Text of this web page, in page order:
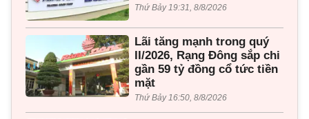
Thứ Bảy 19:31, 8/8/2026
Lãi tăng mạnh trong quý
II/2026, Rạng Đông sắp chi
gần 59 tỷ đồng cổ tức tiền
mặt
Thứ Bảy 16:50, 8/8/2026